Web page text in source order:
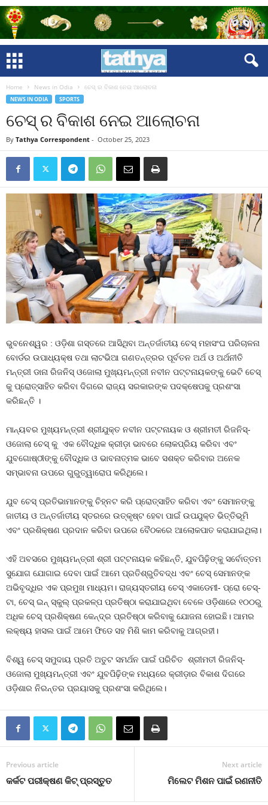
Home News in Odia ଚେସ୍ ର ବିକାଶ ନେଇ ଆଲୋଚନା
NEWS IN ODIA SPORTS
ଚେସ୍ ର ବିକାଶ ନେଇ ଆଲୋଚନା
By Tathya Correspondent - October 25, 2023
ଭୁବନେଶ୍ୱର : ଓଡ଼ିଶା ଗସ୍ତରେ ଆସିଥିବା ଅନ୍ତର୍ଜାତୀୟ ଚେସ୍ ମହାସଂଘ ପରିଚାଳନା
ବୋର୍ଡର ଉପାଧ୍ୟକ୍ଷ ତଥା ଲାଟଭିଆ ଗଣତନ୍ତ୍ରର ପୂର୍ବତନ ଅର୍ଥ ଓ ଅର୍ଥନୀତି
ମନ୍ତ୍ରୀ ଡାନା ରିଜନିସ୍ ଓଜୋଲା ମୁଖ୍ୟମନ୍ତ୍ରୀ ନବୀନ ପଟ୍ଟନାୟକଙ୍କୁ ଭେଟି ଚେସ୍
କୁ ପ୍ରୋତ୍ସାହିତ କରିବା ଦିଗରେ ରାଜ୍ୟ ସରକାରଙ୍କ ପଦକ୍ଷେପକୁ ପ୍ରଶଂସା
କରିଛନ୍ତି ।
ମାନ୍ୟବର ମୁଖ୍ୟମନ୍ତ୍ରୀ ଶ୍ରୀଯୁକ୍ତ ନବୀନ ପଟ୍ଟନାୟକ ଓ ଶ୍ରୀମତୀ ରିଜନିସ୍-
ଓଜୋଲା ଚେସ୍ କୁ ଏକ ବୌଦ୍ଧିକ କ୍ରୀଡ଼ା ଭାବରେ ଲୋକପ୍ରିୟ କରିବା ଏବଂ
ଯୁବଗୋଷ୍ଠୀଙ୍କୁ ବୌଦ୍ଧିକ ଓ ଭାବନାତ୍ମକ ଭାବେ ସଶକ୍ତ କରିବାର ଅନେକ
ସମ୍ଭାବନା ଉପରେ ଗୁରୁତ୍ୱାରୋପ କରିଥିଲେ।
ଯୁବ ଚେସ୍ ପ୍ରତିଭାମାନଙ୍କୁ ଚିହ୍ନଟ କରି ପ୍ରୋତ୍ସାହିତ କରିବା ଏବଂ ସେମାନଙ୍କୁ
ଜାତୀୟ ଓ ଅନ୍ତର୍ଜାତୀୟ ସ୍ତରରେ ଉତ୍କୃଷ୍ଟ ହେବା ପାଇଁ ଉପଯୁକ୍ତ ଭିତ୍ତିଭୂମି
ଏବଂ ପ୍ରଶିକ୍ଷଣ ପ୍ରଦାନ କରିବା ଉପରେ ବୈଠକରେ ଆଲୋକପାତ କରାଯାଇଥିଲା।
ଏହି ଅବସରେ ମୁଖ୍ୟମନ୍ତ୍ରୀ ଶ୍ରୀ ପଟ୍ଟନାୟକ କହିଛନ୍ତି, ଯୁବପିଢ଼ିଙ୍କୁ ସର୍ବୋତ୍ତମ
ସୁଯୋଗ ଯୋଗାଇ ଦେବା ପାଇଁ ଆମେ ପ୍ରତିଶ୍ରୁତିବଦ୍ଧ ଏବଂ ଚେସ୍ ସେମାନଙ୍କ
ଅଭିବୃଦ୍ଧିର ଏକ ପ୍ରମୁଖ ମାଧ୍ୟମ। ରାଜ୍ୟସ୍ତରୀୟ ଚେସ୍ ଏକାଡେମୀ- ପ୍ରୋ ଚେସ୍-
ଟା, ଚେସ୍ ଇନ୍ ସ୍କୁଲ୍ ପ୍ରକଳ୍ପ ପ୍ରତିଷ୍ଠା କରାଯାଇଥିବା ବେଳେ ଓଡ଼ିଶାରେ ୧୦୦ରୁ
ଅଧିକ ଚେସ୍ ପ୍ରଶିକ୍ଷଣ କେନ୍ଦ୍ର ପ୍ରତିଷ୍ଠା କରିବାକୁ ଯୋଜନା ହୋଇଛି। ଆମର
ଲକ୍ଷ୍ୟ ହାସଲ ପାଇଁ ଆମେ ଫିଡେ ସହ ମିଶି କାମ କରିବାକୁ ଆଗ୍ରହୀ।
ବିଶ୍ୱ ଚେସ୍ ସମୁଦାୟ ପ୍ରତି ଅତୁଟ ସମର୍ଥନ ପାଇଁ ପରିଚିତ ଶ୍ରୀମତୀ ରିଜନିସ୍-
ଓଜୋଲା ମୁଖ୍ୟମନ୍ତ୍ରୀ ଏବଂ ଯୁବପିଢ଼ିଙ୍କ ମଧ୍ୟରେ କ୍ରୀଡ଼ାର ବିକାଶ ଦିଗରେ
ଓଡ଼ିଶାର ନିରନ୍ତର ପ୍ରୟାସକୁ ପ୍ରଶଂସା କରିଥିଲେ।
Previous article
କର୍କଟ ପରୀକ୍ଷଣ କିଟ୍ ପ୍ରସ୍ତୁତ
Next article
ମିଲେଟ ମିଶନ ପାଇଁ ରଣନୀତି